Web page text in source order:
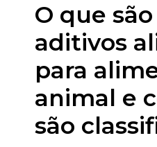
O que
aditivos
para
animal e
são